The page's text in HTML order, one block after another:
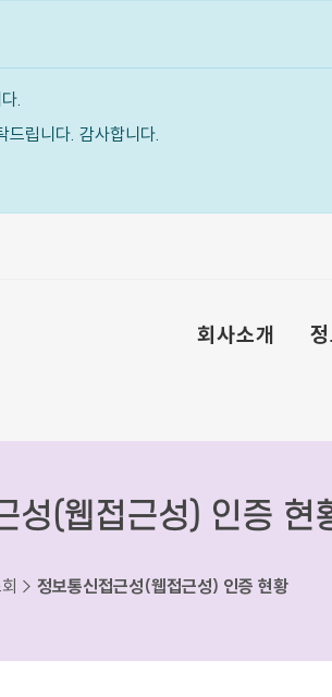
.
드립니다. 감사합니다.
회사소개
성(웹접근성) 인증 현
> 정보통신접근성(웹접근성) 인증 현황